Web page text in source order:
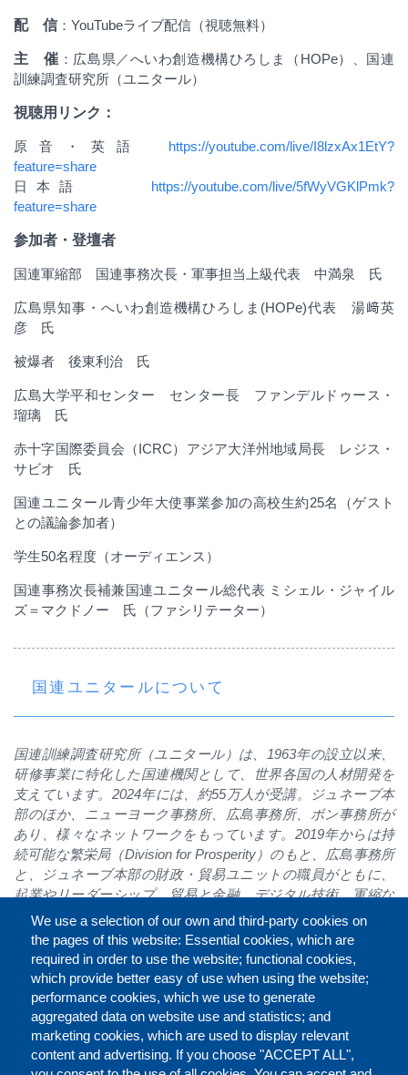
配 信 ： YouTubeライブ配信（視聴無料）
主 催 ：広島県／へいわ創造機構ひろしま（ HOPe）、国連
訓練調査研究所（ユニタール）
視聴用リンク：
原音・英語 https://youtube.com/live/I8lzxAx1EtY?
feature=share
日本語 https://youtube.com/live/5fWyVGKlPmk?
feature=share
参加者・登壇者
国連軍縮部 国連事務次長・軍事担当上級代表 中満泉 氏
広島県知事・へいわ創造機構ひろしま (HOPe)代表 湯﨑英
彦 氏
被爆者 後東利治 氏
広島大学平和センター センター長 ファンデルドゥース・
瑠璃 氏
赤十字国際委員会（ICRC）アジア大洋州地域局長 レジス・
サビオ 氏
国連ユニタール青少年大使事業参加の高校生約25名（ゲスト
との議論参加者）
学生50名程度（オーディエンス）
国連事務次長補兼国連ユニタール総代表 ミシェル・ジャイル
ズ＝マクドノー 氏（ファシリテーター）
国連ユニタールについて
国連訓練調査研究所（ユニタール）は、 1963年の設立以来、
研修事業に特化した国連機関として、世界各国の人材開発を
支えています。 2024年には、約55万人が受講。ジュネーブ本
部のほか、ニューヨーク事務所、広島事務所、ボン事務所が
あり、様々なネットワークをもっています。 2019年からは持
続可能な繁栄局（Division for Prosperity ）のもと、広島事務所
と、ジュネーブ本部の財政・貿易ユニットの職員がともに、
起業やリーダーシップ、貿易と金融、デジタル技術、軍縮な
どについてプログラムを展開しています。紛争後復興の過程
にある国の人々への研修などには、原爆投下後から現在の平
和都市に至る過程を一つの復興モデルとして講義に組み込む
など、平和で公正な社会の実現にも貢献しています。
シェアする
We use a selection of our own and third-party cookies on
the pages of this website: Essential cookies, which are
required in order to use the website; functional cookies,
which provide better easy of use when using the website;
performance cookies, which we use to generate
aggregated data on website use and statistics; and
marketing cookies, which are used to display relevant
content and advertising. If you choose "ACCEPT ALL",